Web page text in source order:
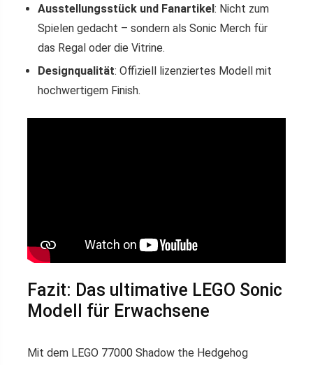
Ausstellungsstück und Fanartikel: Nicht zum
Spielen gedacht – sondern als Sonic Merch für
das Regal oder die Vitrine.
Designqualität: Offiziell lizenziertes Modell mit
hochwertigem Finish.
Fazit: Das ultimative LEGO Sonic
Modell für Erwachsene
Mit dem LEGO 77000 Shadow the Hedgehog